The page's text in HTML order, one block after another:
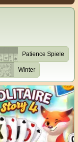
Patience Spiele
Winter